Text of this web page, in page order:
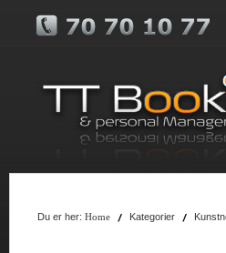
Du er her: Home Kategorier